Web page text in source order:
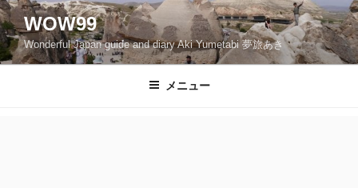
コ
ン
テ
ン
WOW99
Wonderful Japan guide and diary Aki Yumetabi 夢旅あき
メニュー